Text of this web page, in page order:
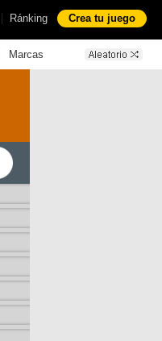
| Ránking Crea tu juego
Marcas